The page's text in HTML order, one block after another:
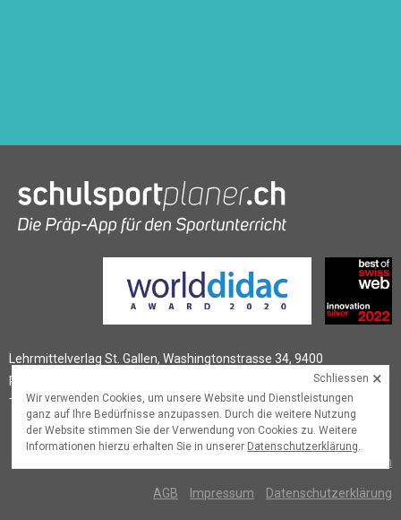
Lehrmittelverlag St. Gallen, Washingtonstrasse 34, 9400
Rorschach
T
+41 (0)58 228 76 90,schulsportplaner@lehrmittelverlag.ch
Lehrmittelverlag St.Gallen
AGB Impressum Datenschutzerklärung
Schliessen ×
Wir verwenden Cookies, um unsere Website und Dienstleistungen
ganz auf Ihre Bedürfnisse anzupassen. Durch die weitere Nutzung
der Website stimmen Sie der Verwendung von Cookies zu. Weitere
Informationen hierzu erhalten Sie in unserer Datenschutzerklärung.